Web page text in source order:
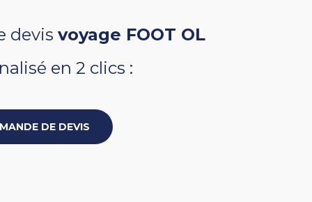
devis voyage FOOT OL
en 2 clics :
DE DEVIS